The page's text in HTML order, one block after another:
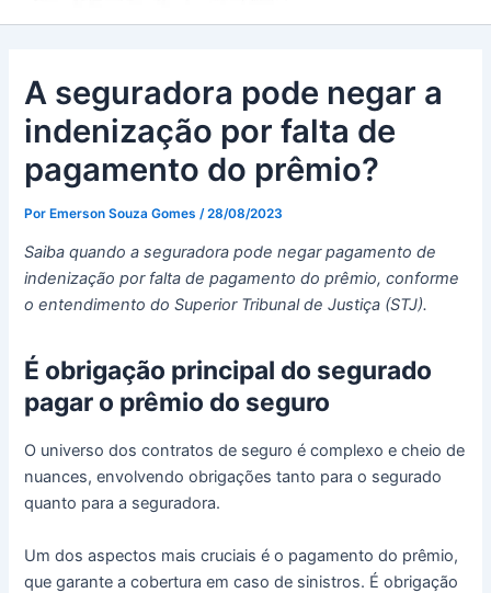
A seguradora pode negar a
indenização por falta de
pagamento do prêmio?
PorEmerson Souza Gomes /28/08/2023
Saiba quando a seguradora pode negar pagamento de
indenização por falta de pagamento do prêmio, conforme
o entendimento do Superior Tribunal de Justiça (STJ).
É obrigação principal do segurado
pagar o prêmio do seguro
O universo dos contratos de seguro é complexo e cheio de
nuances, envolvendo obrigações tanto para o segurado
quanto para a seguradora.
Um dos aspectos mais cruciais é o pagamento do prêmio,
que garante a cobertura em caso de sinistros. É obrigação